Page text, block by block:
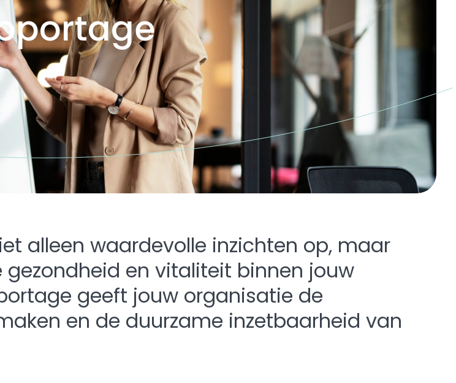
alleen waardevolle inzichten op, maar
en vitaliteit binnen jouw
geeft jouw organisatie de
en de duurzame inzetbaarheid van